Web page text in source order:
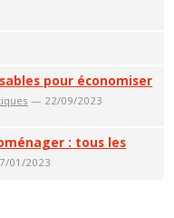
pour économiser
— 22/09/2023
: tous les
01/2023